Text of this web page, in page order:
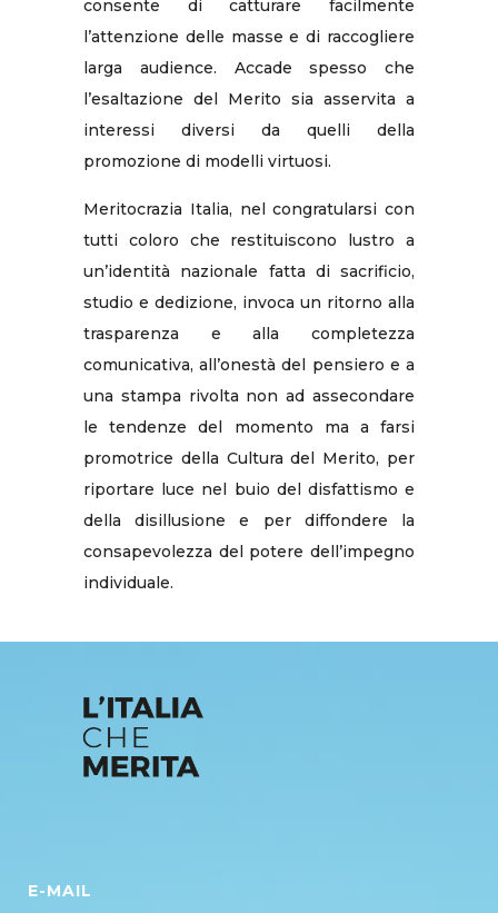
consente di catturare facilmente
l’attenzione delle masse e di raccogliere
larga audience. Accade spesso che
l’esaltazione del Merito sia asservita a
interessi diversi da quelli della
promozione di modelli virtuosi.
Meritocrazia Italia, nel congratularsi con
tutti coloro che restituiscono lustro a
un’identità nazionale fatta di sacrificio,
studio e dedizione, invoca un ritorno alla
trasparenza e alla completezza
comunicativa, all’onestà del pensiero e a
una stampa rivolta non ad assecondare
le tendenze del momento ma a farsi
promotrice della Cultura del Merito, per
riportare luce nel buio del disfattismo e
della disillusione e per diffondere la
consapevolezza del potere dell’impegno
individuale.
E-MAIL